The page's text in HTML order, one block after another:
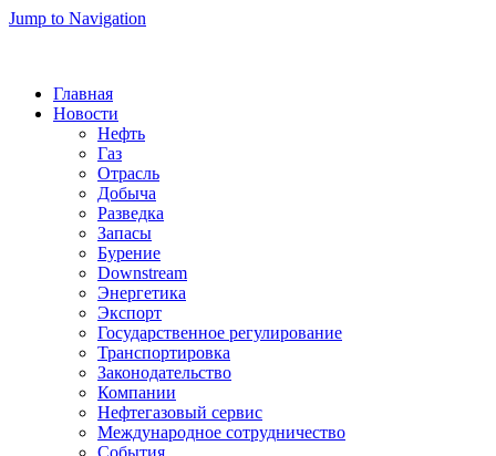
Jump to Navigation
Главная
Новости
Нефть
Газ
Отрасль
Добыча
Разведка
Запасы
Бурение
Downstream
Энергетика
Экспорт
Государственное регулирование
Транспортировка
Законодательство
Компании
Нефтегазовый сервис
Международное сотрудничество
События